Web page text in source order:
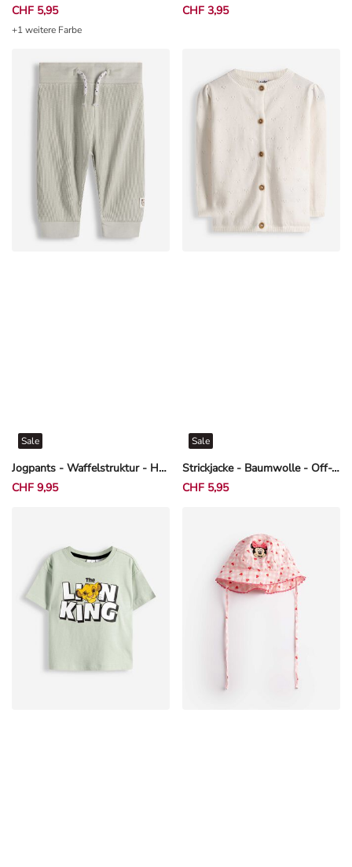
CHF 5,95
+1 weitere Farbe
CHF 3,95
Jogpants - Waffelstruktur - Hellgrün
Sale
CHF 9,95
Strickjacke - Baumwolle - Off-White
Sale
CHF 5,95